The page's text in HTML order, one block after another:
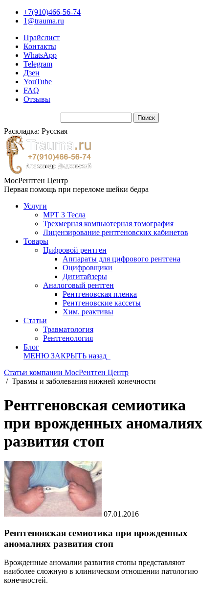
+7(910)466-56-74
1@trauma.ru
Прайслист
Контакты
WhatsApp
Telegram
Дзен
YouTube
FAQ
Отзывы
Раскладка: Русская
МосРентген Центр
Первая помощь при переломе шейки бедра
Услуги
МРТ 3 Тесла
Трехмерная компьютерная томография
Лицензирование рентгеновских кабинетов
Товары
Цифровой рентген
Аппараты для цифрового рентгена
Оцифровщики
Дигитайзеры
Аналоговый рентген
Рентгеновская пленка
Рентгеновские кассеты
Хим. реактивы
Статьи
Травматология
Рентгенология
Блог
МЕНЮ ЗАКРЫТЬ назад
Статьи компании МосРентген Центр
/ Травмы и заболевания нижней конечности
Рентгеновская семиотика
при врожденных аномалиях
развития стоп
07.01.2016
Рентгеновская семиотика при врожденных
аномалиях развития стоп
Врожденные аномалии развития стопы представляют
наиболее сложную в клиническом отношении патологию
конечностей.